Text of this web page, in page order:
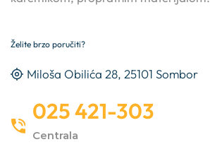
Želite brzo poručiti?
Miloša Obilića 28, 25101 Sombor
025 421-303
Centrala